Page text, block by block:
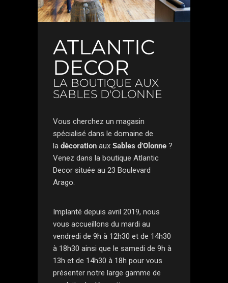
ATLANTIC
DECOR
LA BOUTIQUE AUX
SABLES D'OLONNE
Vous cherchez un magasin
spécialisé dans le domaine de
la décoration aux Sables d’Olonne ?
Venez dans la boutique Atlantic
Decor située au 23 Boulevard
Arago.
Implanté depuis avril 2019, nous
vous accueillons du mardi au
vendredi de 9h à 12h30 et de 14h30
à 18h30 ainsi que le samedi de 9h à
13h et de 14h30 à 18h pour vous
présenter notre large gamme de